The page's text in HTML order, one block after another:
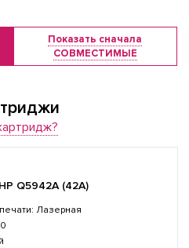
Показать сначала
СОВМЕСТИМЫЕ
Q5942A (42A)
Лазерная